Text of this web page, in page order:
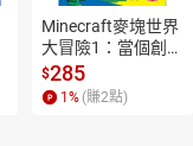
Minecraft麥塊世界
大冒險1：當個創世
神！【電子書】
$285
1 % (賺2點)